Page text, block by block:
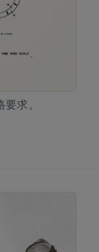
求。